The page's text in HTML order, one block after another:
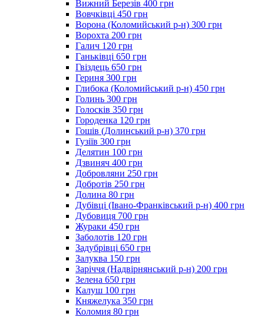
Вижний Березів 400 грн
Вовчківці 450 грн
Ворона (Коломийський р-н) 300 грн
Ворохта 200 грн
Галич 120 грн
Ганьківці 650 грн
Гвіздець 650 грн
Гериня 300 грн
Глибока (Коломийський р-н) 450 грн
Голинь 300 грн
Голосків 350 грн
Городенка 120 грн
Гошів (Долинський р-н) 370 грн
Гузіїв 300 грн
Делятин 100 грн
Дзвиняч 400 грн
Добровляни 250 грн
Добротів 250 грн
Долина 80 грн
Дубівці (Івано-Франківський р-н) 400 грн
Дубовиця 700 грн
Жураки 450 грн
Заболотів 120 грн
Задубрівці 650 грн
Залуква 150 грн
Заріччя (Надвірнянський р-н) 200 грн
Зелена 650 грн
Калуш 100 грн
Княжелука 350 грн
Коломия 80 грн